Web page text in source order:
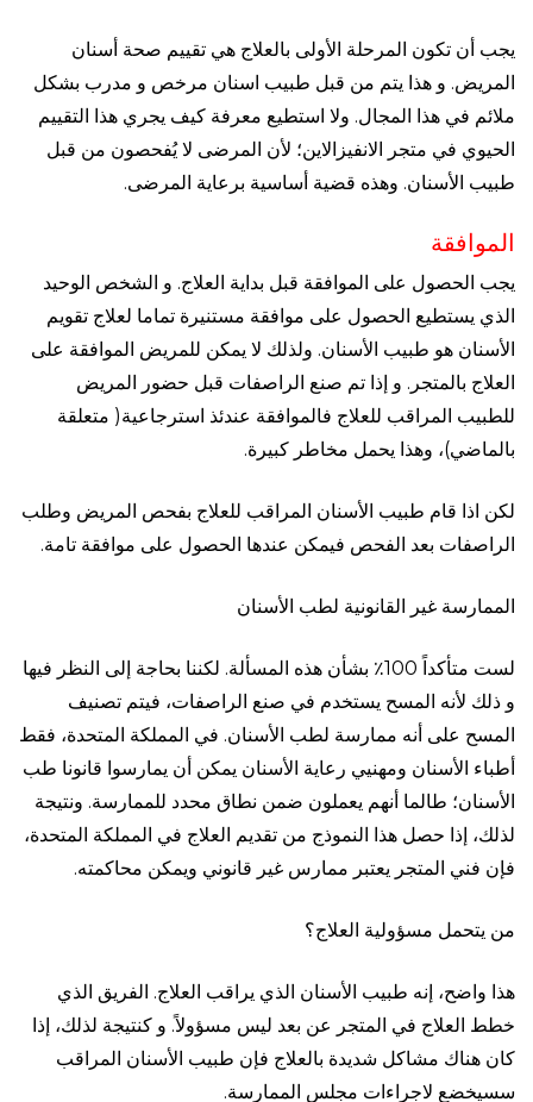
يجب أن تكون المرحلة الأولى بالعلاج هي تقييم صحة أسنان
المريض. و هذا يتم من قبل طبيب اسنان مرخص و مدرب بشكل
ملائم في هذا المجال. ولا استطيع معرفة كيف يجري هذا التقييم
الحيوي في متجر الانفيزالاين؛ لأن المرضى لا يُفحصون من قبل
طبيب الأسنان. وهذه قضية أساسية برعاية المرضى.
الموافقة
يجب الحصول على الموافقة قبل بداية العلاج. و الشخص الوحيد
الذي يستطيع الحصول على موافقة مستنيرة تماما لعلاج تقويم
الأسنان هو طبيب الأسنان. ولذلك لا يمكن للمريض الموافقة على
العلاج بالمتجر. و إذا تم صنع الراصفات قبل حضور المريض
للطبيب المراقب للعلاج فالموافقة عندئذ استرجاعية( متعلقة
بالماضي)، وهذا يحمل مخاطر كبيرة.
لكن اذا قام طبيب الأسنان المراقب للعلاج بفحص المريض وطلب
الراصفات بعد الفحص فيمكن عندها الحصول على موافقة تامة.
الممارسة غير القانونية لطب الأسنان
لست متأكداً 100٪ بشأن هذه المسألة. لكننا بحاجة إلى النظر فيها
و ذلك لأنه المسح يستخدم في صنع الراصفات، فيتم تصنيف
المسح على أنه ممارسة لطب الأسنان. في المملكة المتحدة، فقط
أطباء الأسنان ومهنيي رعاية الأسنان يمكن أن يمارسوا قانونا طب
الأسنان؛ طالما أنهم يعملون ضمن نطاق محدد للممارسة. ونتيجة
لذلك، إذا حصل هذا النموذج من تقديم العلاج في المملكة المتحدة،
فإن فني المتجر يعتبر ممارس غير قانوني ويمكن محاكمته.
من يتحمل مسؤولية العلاج؟
هذا واضح، إنه طبيب الأسنان الذي يراقب العلاج. الفريق الذي
خطط العلاج في المتجر عن بعد ليس مسؤولاً. و كنتيجة لذلك، إذا
كان هناك مشاكل شديدة بالعلاج فإن طبيب الأسنان المراقب
سسيخضع لاجراءات مجلس الممارسة.